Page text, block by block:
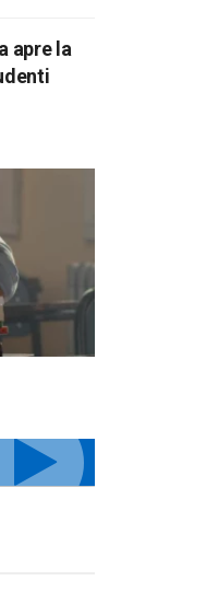
apre la